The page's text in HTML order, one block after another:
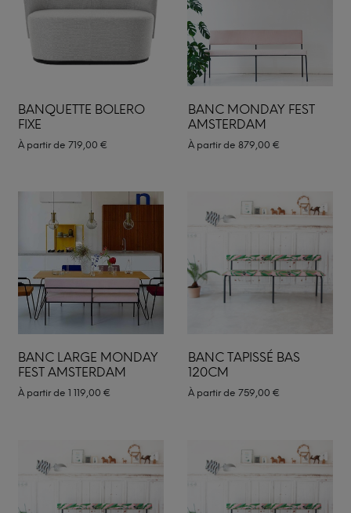
BANQUETTE BOLERO
FIXE
À partir de 719,00 €
BANC MONDAY FEST
AMSTERDAM
À partir de 879,00 €
BANC LARGE MONDAY
FEST AMSTERDAM
À partir de 1 119,00 €
BANC TAPISSÉ BAS
120CM
À partir de 759,00 €